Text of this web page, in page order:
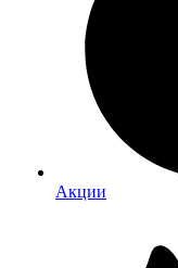
Акции